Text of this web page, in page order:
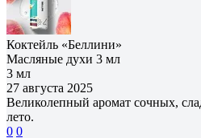
Коктейль «Беллини»
Масляные духи 3 мл
3 мл
27 августа 2025
Великолепный аромат сочных,
лето.
0 0